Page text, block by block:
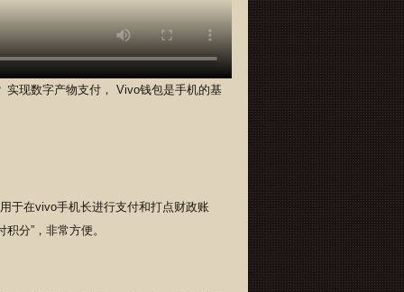
实现数字产物支付， Vivo钱包是手机的基
于在vivo手机长进行支付和打点财政账
分”，非常方便。